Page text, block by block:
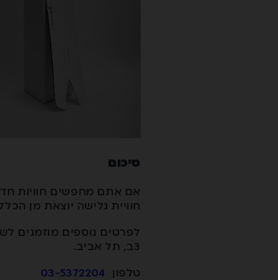
סיכום
אם אתם מחפשים חוויות
חוויית גלישה יוצאת מן
לפרטים נוספים מוזמנים
3ב, תל אביב.
טלפון 03-5372204